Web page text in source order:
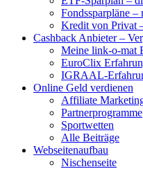
Fondssparpläne –
Kredit von Privat
Cashback Anbieter –
Meine link-o-mat
EuroClix
IGRAAL-
Online Geld verdienen
Affiliate
Partnerprogramme
Sportwetten
Alle Beiträge
Webseitenaufbau
Nischenseite